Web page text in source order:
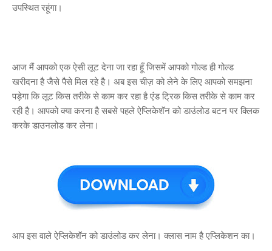
उपस्थित रहूंगा।
आज मैं आपको एक ऐसी लूट देना जा रहा हूँ जिसमें आपको गोल्ड ही गोल्ड
खरीदना है जैसे पैसे मिल रहे है। अब इस चीज़ को लेने के लिए आपको समझना
पड़ेगा कि लूट किस तरीके से काम कर रहा है एंड ट्रिक किस तरीके से काम कर
रही है। आपको क्या करना है सबसे पहले ऐप्लिकेशॅन को डाउंलोड बटन पर क्लिक
करके डाउनलोड कर लेना।
आप इस वाले ऐप्लिकेशॅन को डाउंलोड कर लेना। क्लास नाम है एप्लिकेशन का।